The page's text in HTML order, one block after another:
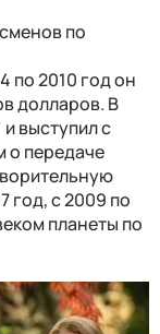
по
по 2010 год он
долларов. В
выступил с
о передаче
год, с 2009 по
планеты по